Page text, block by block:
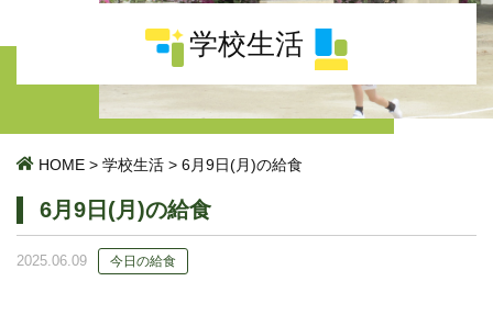
学校生活
HOME > 学校生活 > 6月9日(月)の給食
6月9日(月)の給食
2025.06.09 今日の給食